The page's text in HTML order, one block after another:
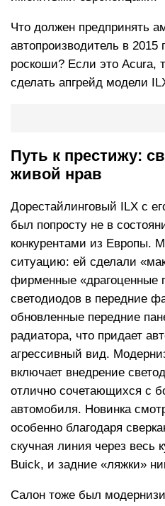
Что должен предпринять
автопроизводитель в 2015
роскоши? Если это Acura,
сделать апгрейд модели
Путь к престижу:
живой нрав
Дорестайлинговый ILX с
был попросту не в
конкурентами из Европы.
ситуацию: ей сделали
фирменные «драгоценные
светодиодов в передние
обновленные передние
радиатора, что придает
агрессивный вид.
включает внедрение
отлично сочетающихся с
автомобиля. Новинка
особенно благодаря
скучная линия через весь
Buick, и задние «ляжки»
Салон тоже был